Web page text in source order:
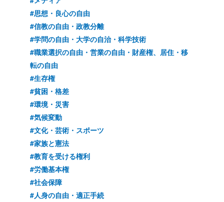
#思想・良心の自由
#信教の自由・政教分離
#学問の自由・大学の自治・科学技術
#職業選択の自由・営業の自由・財産権、居住・移
転の自由
#生存権
#貧困・格差
#環境・災害
#気候変動
#文化・芸術・スポーツ
#家族と憲法
#教育を受ける権利
#労働基本権
#社会保障
#人身の自由・適正手続